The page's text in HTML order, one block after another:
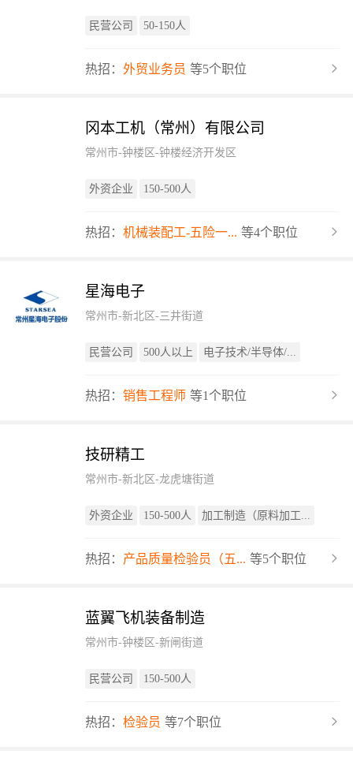
民营公司 50-150人
热招： 外贸业务员 等5个职位
冈本工机（常州）有限公司
常州市-钟楼区-钟楼经济开发区
外资企业 150-500人
热招： 机械装配工-五险一... 等4个职位
星海电子
常州市-新北区-三井街道
民营公司 500人以上 电子技术/半导体/...
热招： 销售工程师 等1个职位
技研精工
常州市-新北区-龙虎塘街道
外资企业 150-500人 加工制造（原料加工...
热招： 产品质量检验员（五... 等5个职位
蓝翼飞机装备制造
常州市-钟楼区-新闸街道
民营公司 150-500人
热招： 检验员 等7个职位